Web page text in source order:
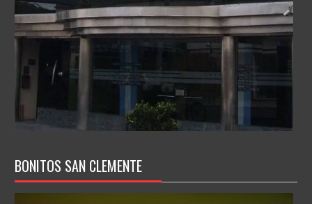
BONITOS SAN CLEMENTE